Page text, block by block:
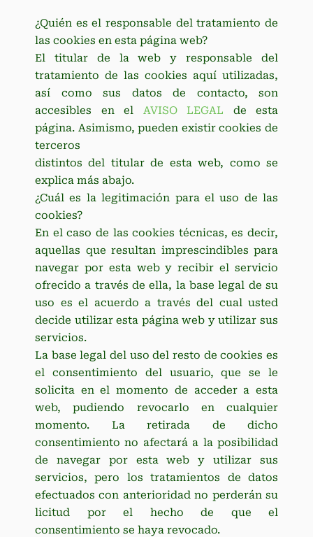
¿Quién es el responsable del tratamiento de
las cookies en esta página web?
El titular de la web y responsable del
tratamiento de las cookies aquí utilizadas,
así como sus datos de contacto, son
accesibles en el AVISO LEGAL de esta
página. Asimismo, pueden existir cookies de
terceros
distintos del titular de esta web, como se
explica más abajo.
¿Cuál es la legitimación para el uso de las
cookies?
En el caso de las cookies técnicas, es decir,
aquellas que resultan imprescindibles para
navegar por esta web y recibir el servicio
ofrecido a través de ella, la base legal de su
uso es el acuerdo a través del cual usted
decide utilizar esta página web y utilizar sus
servicios.
La base legal del uso del resto de cookies es
el consentimiento del usuario, que se le
solicita en el momento de acceder a esta
web, pudiendo revocarlo en cualquier
momento. La retirada de dicho
consentimiento no afectará a la posibilidad
de navegar por esta web y utilizar sus
servicios, pero los tratamientos de datos
efectuados con anterioridad no perderán su
licitud por el hecho de que el
consentimiento se haya revocado.